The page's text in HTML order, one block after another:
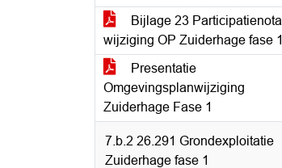
Bijlage 23 Participatienota
wijziging OP Zuiderhage fase 1
Presentatie
Omgevingsplanwijziging
Zuiderhage Fase 1
7.b.2 26.291 Grondexploitatie
Zuiderhage fase 1